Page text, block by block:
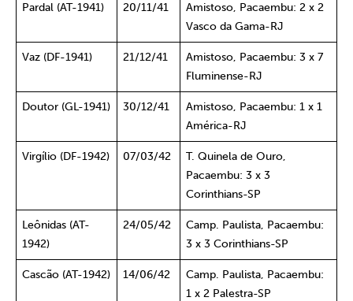
Pardal (AT-1941) 20/11/41
Amistoso, Pacaembu: 2 x 2
Vasco da Gama-RJ
Vaz (DF-1941) 21/12/41
Amistoso, Pacaembu: 3 x 7
Fluminense-RJ
Doutor (GL-1941) 30/12/41
Amistoso, Pacaembu: 1 x 1
América-RJ
Virgílio (DF-1942) 07/03/42
T. Quinela de Ouro,
Pacaembu: 3 x 3
Corinthians-SP
Leônidas (AT-
1942)
24/05/42
Camp. Paulista, Pacaembu:
3 x 3 Corinthians-SP
Cascão (AT-1942) 14/06/42
Camp. Paulista, Pacaembu:
1 x 2 Palestra-SP